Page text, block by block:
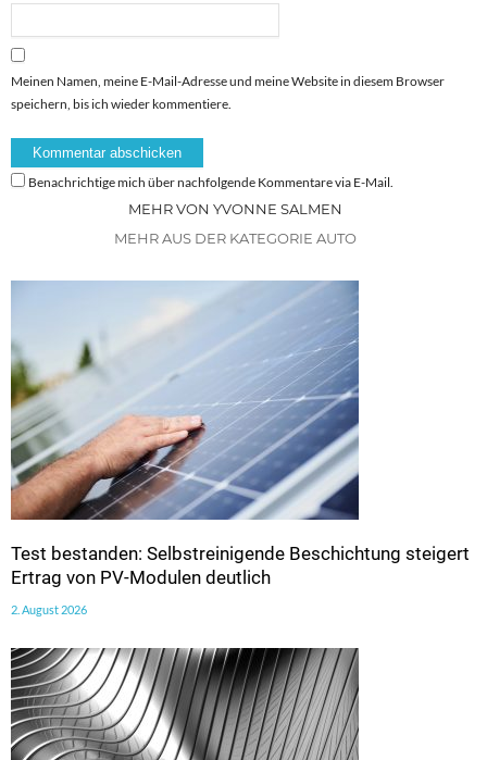
Meinen Namen, meine E-Mail-Adresse und meine Website in diesem Browser
speichern, bis ich wieder kommentiere.
Benachrichtige mich über nachfolgende Kommentare via E-Mail.
MEHR VON YVONNE SALMEN
MEHR AUS DER KATEGORIE AUTO
Test bestanden: Selbstreinigende Beschichtung steigert
Ertrag von PV-Modulen deutlich
2. August 2026